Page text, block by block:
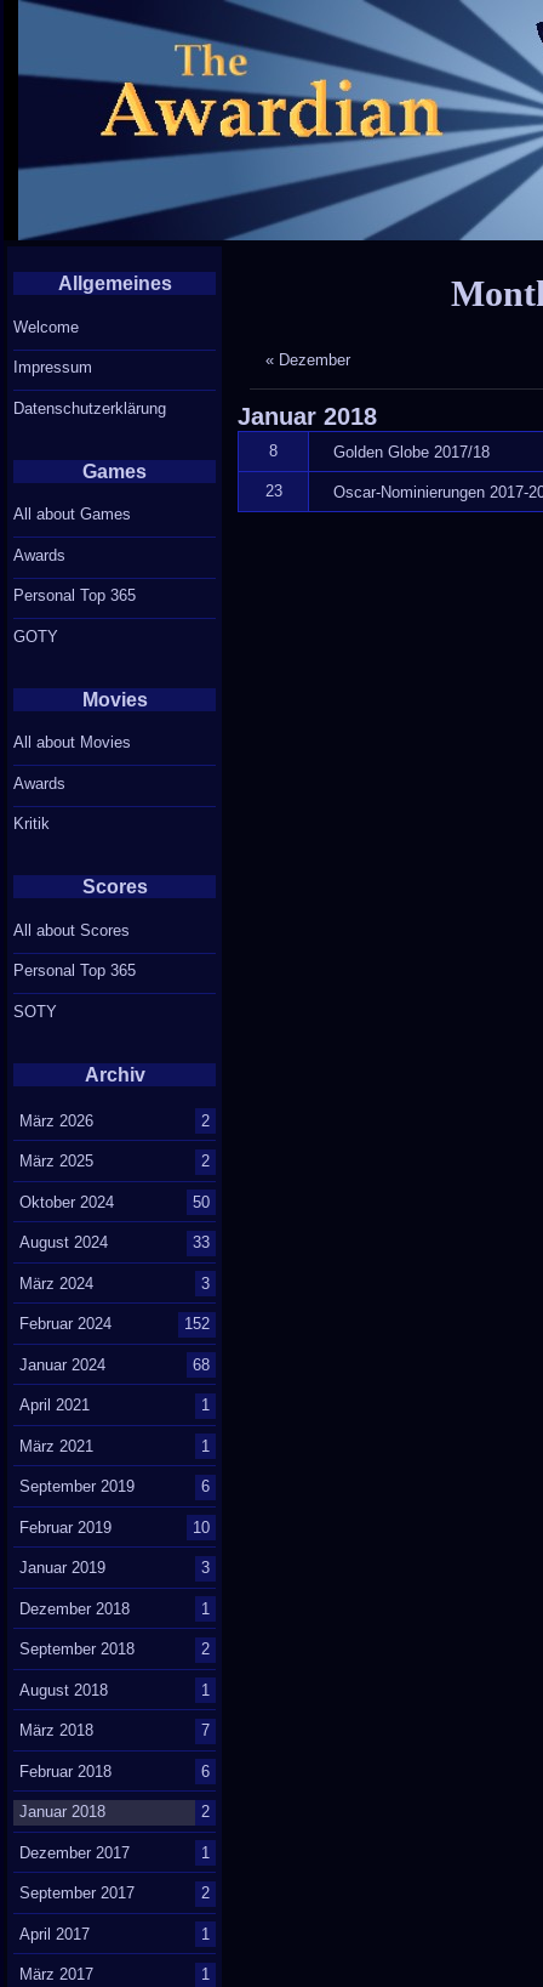
« Dezember
Januar2018
8 Golden Globe 2017/18
23 Oscar-Nominierungen 2017-
Allgemeines
Welcome
Impressum
Datenschutzerklärung
Games
All about Games
Awards
Personal Top 365
GOTY
Movies
All about Movies
Awards
Kritik
Scores
All about Scores
Personal Top 365
SOTY
Archiv
März 2026 2
März 2025 2
Oktober 2024 50
August 2024 33
März 2024 3
Februar 2024 152
Januar 2024 68
April 2021 1
März 2021 1
September 2019 6
Februar 2019 10
Januar 2019 3
Dezember 2018 1
September 2018 2
August 2018 1
März 2018 7
Februar 2018 6
Januar 2018 2
Dezember 2017 1
September 2017 2
April 2017 1
März 2017 1